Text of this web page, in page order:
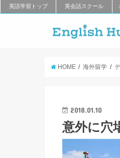
英語学習トップ 英会話スクール
HOME 海外留学
2018.01.10
意外に穴